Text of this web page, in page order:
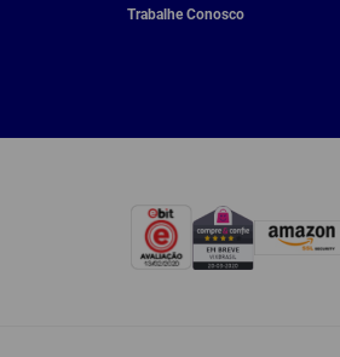
Trabalhe Conosco